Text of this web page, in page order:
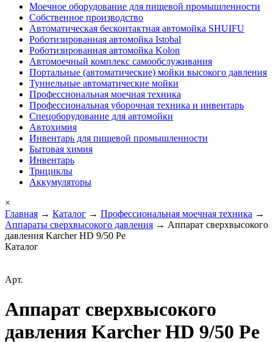
Моечное оборудование для пищевой промышленности
Собственное производство
Автоматическая бесконтактная автомойка SHUIFU
Роботизированная автомойка Istobal
Роботизированная автомойка Kolon
Автомоечный комплекс самообслуживания
Портальные (автоматические) мойки высокого давления
Туннельные автоматические мойки
Профессиональная моечная техника
Профессиональная уборочная техника и инвентарь
Спецоборудование для автомойки
Автохимия
Инвентарь для пищевой промышленности
Бытовая химия
Инвентарь
Трициклы
Аккумуляторы
×
Главная → Каталог → Профессиональная моечная техника →
Аппараты сверхвысокого давления → Аппарат сверхвысокого
давления Karcher HD 9/50 Pe
Каталог
Арт.
Аппарат сверхвысокого
давления Karcher HD 9/50 Pe